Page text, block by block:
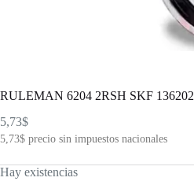
RULEMAN 6204 2RSH SKF 136202
5,73$
5,73$ precio sin impuestos nacionales
Hay existencias